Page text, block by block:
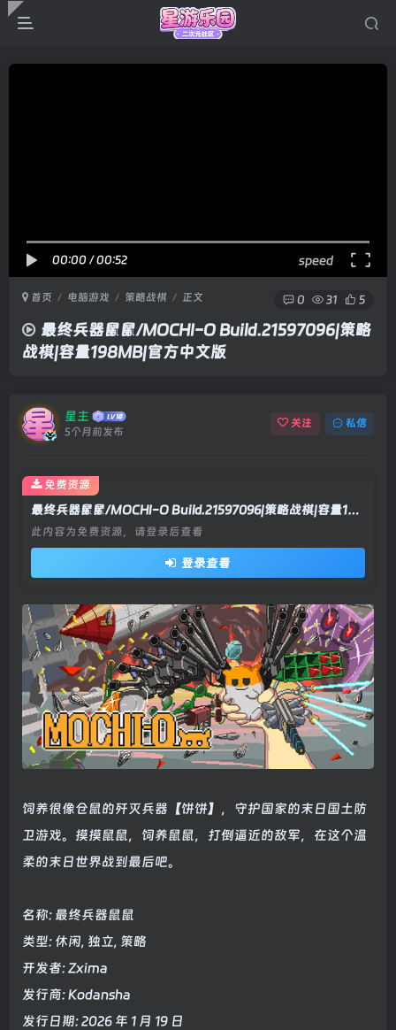
00:00 /00:52 speed
首页 电脑游戏 策略战棋 正文 0 31 5
最终兵器鼠鼠/MOCHI-O Build.21597096|策略
战棋|容量198MB|官方中文版
星主
5个月前发布
关注 私信
最终兵器鼠鼠/MOCHI-O Build.21597096|策略战棋|容量198MB|官方中文版
此内容为免费资源，请登录后查看
登录查看
免费资源
饲养很像仓鼠的歼灭兵器【饼饼】，守护国家的末日国土防
卫游戏。摸摸鼠鼠，饲养鼠鼠，打倒逼近的敌军，在这个温
柔的末日世界战到最后吧。
名称: 最终兵器鼠鼠
类型: 休闲, 独立, 策略
开发者: Zxima
发行商: Kodansha
发行日期: 2026 年 1 月 19 日